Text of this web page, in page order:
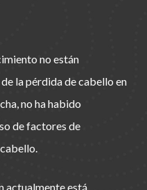
no están
la pérdida de cabello en
no ha habido
de factores de
actualmente está